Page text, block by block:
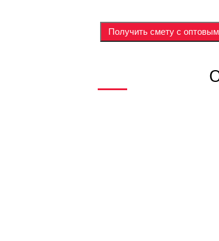
Получить смету с